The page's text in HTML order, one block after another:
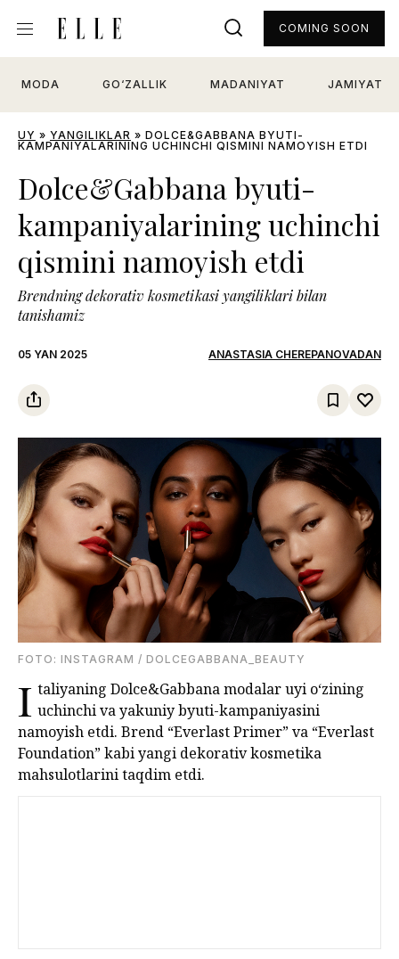
MODA GO‘ZALLIK MADANIYAT JAMIYAT
COMING SOON
UY » YANGILIKLAR » DOLCE&GABBANA BYUTI-
KAMPANIYALARINING UCHINCHI QISMINI NAMOYISH ETDI
Dolce&Gabbana byuti-
kampaniyalarining uchinchi
qismini namoyish etdi
Brendning dekorativ kosmetikasi yangiliklari bilan
tanishamiz
05 YAN 2025 ANASTASIA CHEREPANOVADAN
FOTО: INSTAGRAM / DOLCEGABBANA_BEAUTY
I taliyaning Dolce&Gabbana modalar uyi o‘zining
uchinchi va yakuniy byuti-kampaniyasini
namoyish etdi. Brend “Everlast Primer” va “Everlast
Foundation” kabi yangi dekorativ kosmetika
mahsulotlarini taqdim etdi.